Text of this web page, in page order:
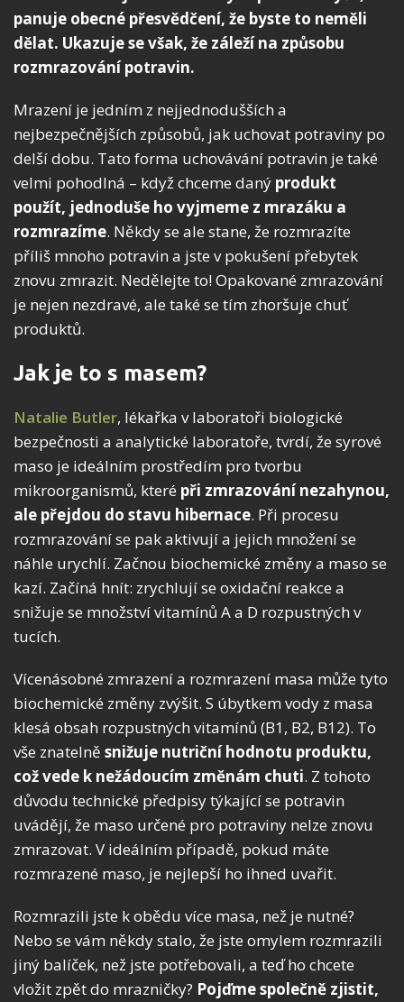
panuje obecné přesvědčení, že byste to neměli
dělat. Ukazuje se však, že záleží na způsobu
rozmrazování potravin.
Mrazení je jedním z nejjednodušších a
nejbezpečnějších způsobů, jak uchovat potraviny po
delší dobu. Tato forma uchovávání potravin je také
velmi pohodlná – když chceme daný produkt
použít, jednoduše ho vyjmeme z mrazáku a
rozmrazíme. Někdy se ale stane, že rozmrazíte
příliš mnoho potravin a jste v pokušení přebytek
znovu zmrazit. Nedělejte to! Opakované zmrazování
je nejen nezdravé, ale také se tím zhoršuje chuť
produktů.
Jak je to s masem?
Natalie Butler, lékařka v laboratoři biologické
bezpečnosti a analytické laboratoře, tvrdí, že syrové
maso je ideálním prostředím pro tvorbu
mikroorganismů, které při zmrazování nezahynou,
ale přejdou do stavu hibernace. Při procesu
rozmrazování se pak aktivují a jejich množení se
náhle urychlí. Začnou biochemické změny a maso se
kazí. Začíná hnít: zrychlují se oxidační reakce a
snižuje se množství vitamínů A a D rozpustných v
tucích.
Vícenásobné zmrazení a rozmrazení masa může tyto
biochemické změny zvýšit. S úbytkem vody z masa
klesá obsah rozpustných vitamínů (B1, B2, B12). To
vše znatelně snižuje nutriční hodnotu produktu,
což vede k nežádoucím změnám chuti. Z tohoto
důvodu technické předpisy týkající se potravin
uvádějí, že maso určené pro potraviny nelze znovu
zmrazovat. V ideálním případě, pokud máte
rozmrazené maso, je nejlepší ho ihned uvařit.
Rozmrazili jste k obědu více masa, než je nutné?
Nebo se vám někdy stalo, že jste omylem rozmrazili
jiný balíček, než jste potřebovali, a teď ho chcete
vložit zpět do mrazničky? Pojďme společně zjistit,